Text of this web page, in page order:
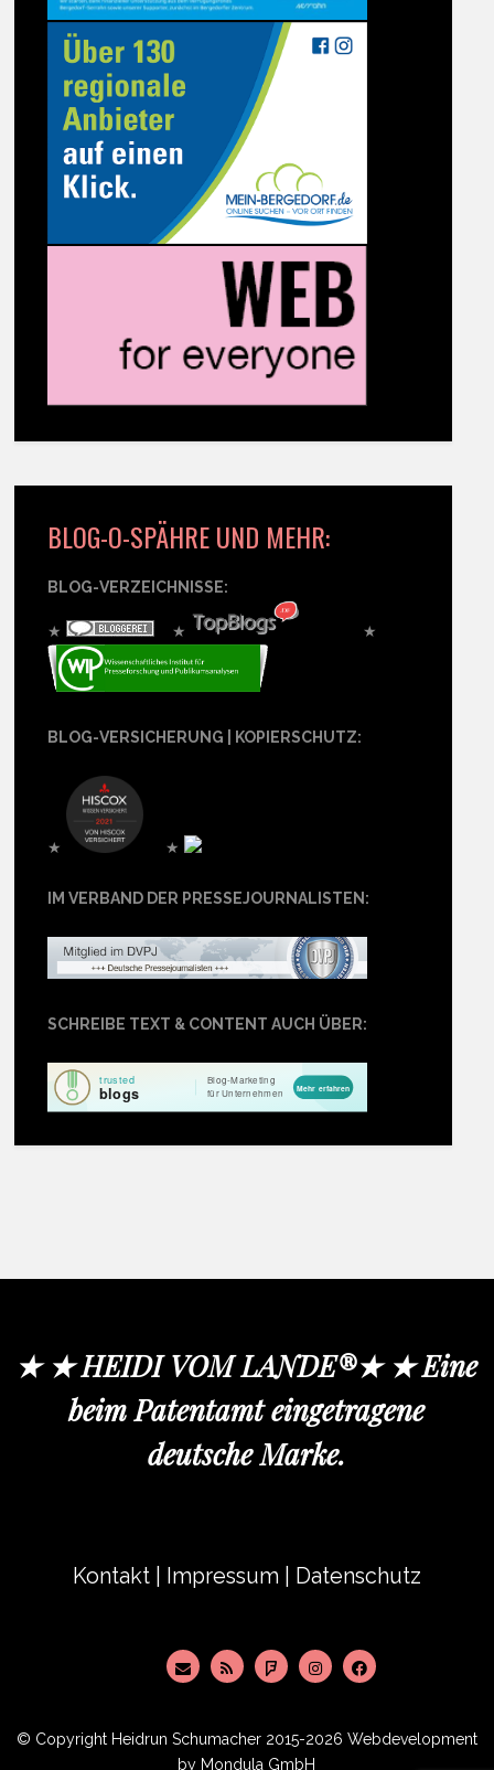
BLOG-O-SPÄHRE UND MEHR:
BLOG-VERZEICHNISSE:
★ ★ ★
BLOG-VERSICHERUNG | KOPIERSCHUTZ:
★ ★
IM VERBAND DER PRESSEJOURNALISTEN:
SCHREIBE TEXT & CONTENT AUCH ÜBER:
★ ★ HEIDI VOM LANDE®★ ★ Eine
beim Patentamt eingetragene
deutsche Marke.
Kontakt Impressum Datenschutz
© Copyright Heidrun Schumacher 2015-2026 Webdevelopment
by Mondula GmbH